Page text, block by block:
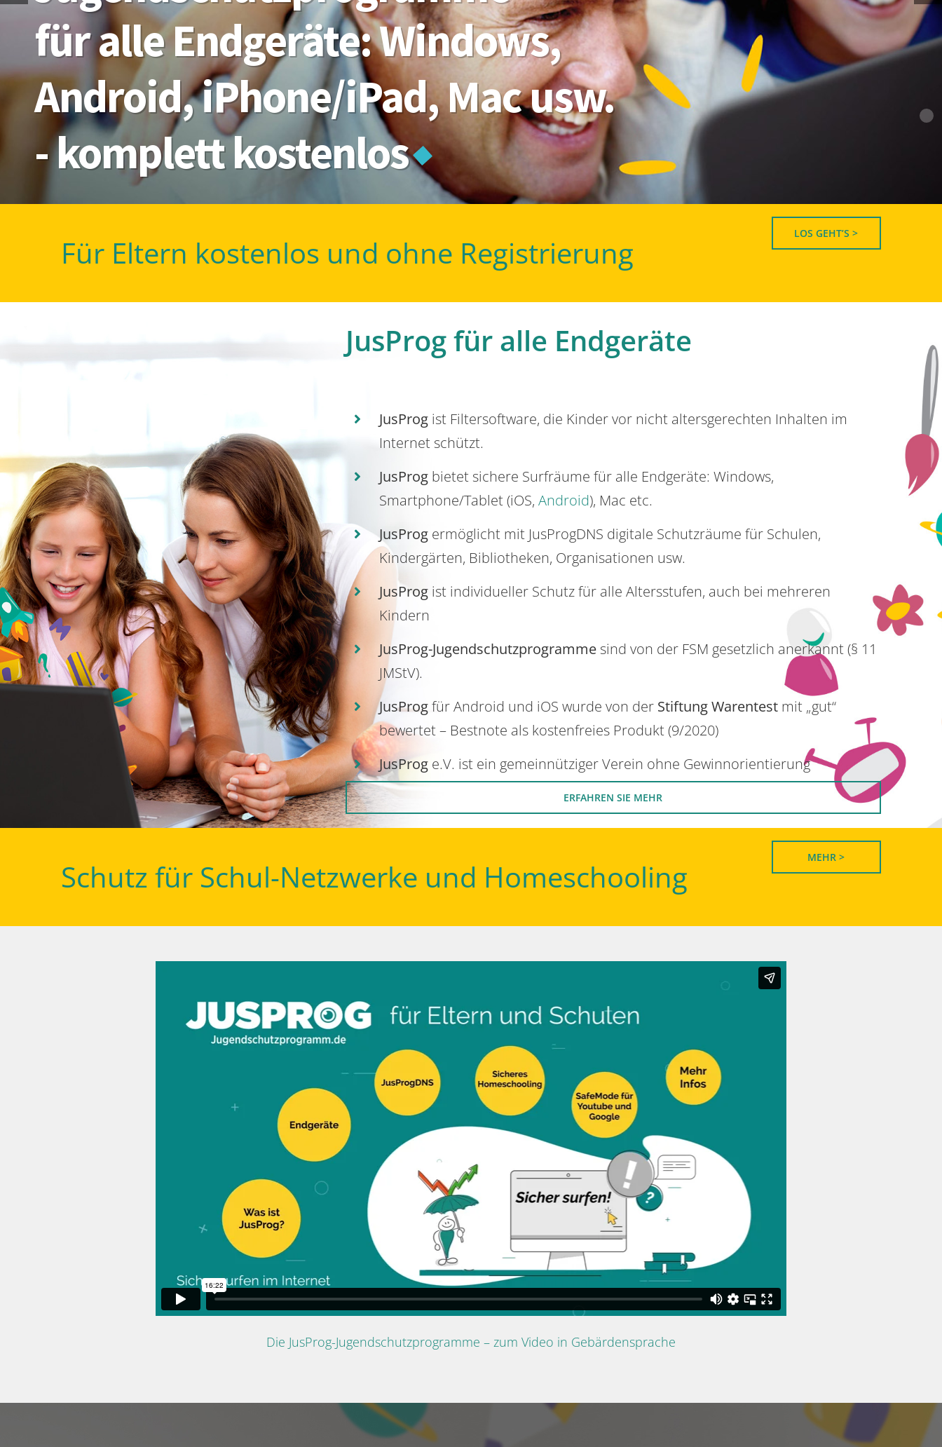
- komplett kostenlos
Android, iPhone/iPad, Mac usw.
für alle Endgeräte: Windows,
Für Eltern kostenlos und ohne Registrierung
LOS GEHT’S >
JusProg für alle Endgeräte
JusProgist Filtersoftware, die Kinder vor nicht altersgerechten Inhalten im
Internet schützt.
JusProgbietet sichere Surfräume für alle Endgeräte: Windows,
Smartphone/Tablet (iOS, Android), Mac etc.
JusProg ermöglicht mit JusProgDNS digitale Schutzräume für Schulen,
Kindergärten, Bibliotheken, Organisationen usw.
JusProgist individueller Schutz für alle Altersstufen, auch bei mehreren
Kindern
JusProg-Jugendschutzprogrammesind von der FSM gesetzlich anerkannt (§ 11
JMStV).
JusProgfür Android und iOS wurde von der Stiftung Warentestmit „gut“
bewertet – Bestnote als kostenfreies Produkt (9/2020)
JusProge.V. ist ein gemeinnütziger Verein ohne Gewinnorientierung
ERFAHREN SIE MEHR
Schutz für Schul-Netzwerke und Homeschooling
MEHR >
Die JusProg-Jugendschutzprogramme – zum Video in Gebärdensprache